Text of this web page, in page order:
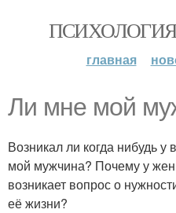
главная
Ли мне мой
Возникал ли когда нибудь
мой мужчина? Почему у
возникает вопрос о
её жизни?